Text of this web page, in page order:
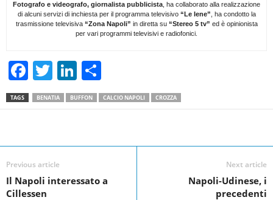
Fotografo e videografo, giornalista pubblicista , ha collaborato alla realizzazione
di alcuni servizi di inchiesta per il programma televisivo “Le Iene” , ha condotto la
trasmissione televisiva “Zona Napoli” in diretta su “Stereo 5 tv” ed è opinionista
per vari programmi televisivi e radiofonici.
F
a
c
b
o
o
T
wi
tt
Li
n
k
dI
h
ar
TAGS BENATIA BUFFON CALCIO NAPOLI CROZZA
Previous article
Il Napoli interessato a
Cillessen
Next article
Napoli-Udinese, i
precedenti